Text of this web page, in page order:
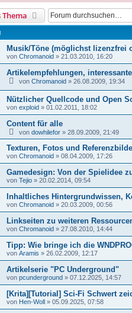
Thema
Musik/Töne (möglichst lizenzfrei
von Chromanoid » 21.03.2010, 16:20
Artikelempfehlungen,
von Chromanoid » 26.08.2009, 19:34
Nützlicher Quellcode und Open
von exploid » 01.02.2011, 18:02
Content für alle
von dowhilefor » 28.09.2009, 21:49
Texturen, Fotos und
von Chromanoid » 08.04.2009, 17:26
Gamedesign: Von der Spielidee
von Tejio » 20.02.2014, 09:54
Inhaltliches Hintergrundwissen,
von Chromanoid » 20.03.2009, 00:56
Linkseiten zu weiteren
von Chromanoid » 27.08.2010, 14:44
Tipp: Wie bringe ich die
von Aramis » 26.02.2009, 12:17
Artikelserie "PC Underground"
von pcunderground » 07.12.2025, 14:57
[Krita][Tutorial] Sci-Fi Schwert
von Hen-Woll » 05.09.2025, 07:58